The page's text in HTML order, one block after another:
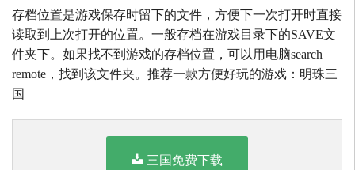
存档位置是游戏保存时留下的文件，方便下一次打开时直接
读取到上次打开的位置。一般存档在游戏目录下的SAVE文
件夹下。如果找不到游戏的存档位置，可以用电脑search
remote，找到该文件夹。推荐一款方便好玩的游戏：明珠三
国
三国免费下载